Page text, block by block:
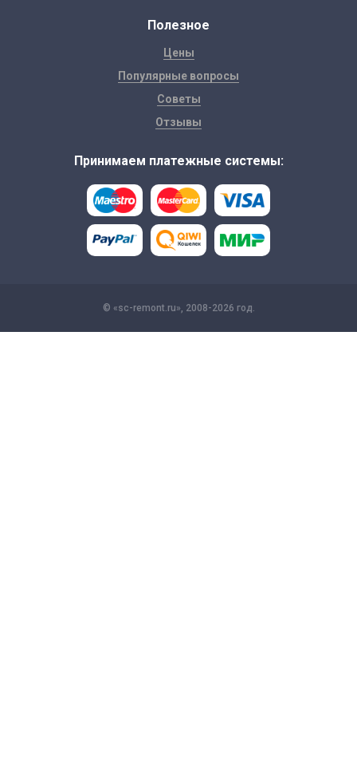
Полезное
Цены
Популярные вопросы
Советы
Отзывы
Принимаем платежные системы:
© «sc-remont.ru», 2008-2026 год.